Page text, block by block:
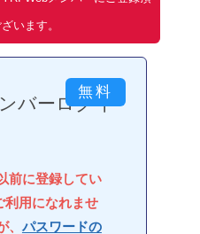
います。
バーログイ
前に登録してい
利用になれませ
パスワードの